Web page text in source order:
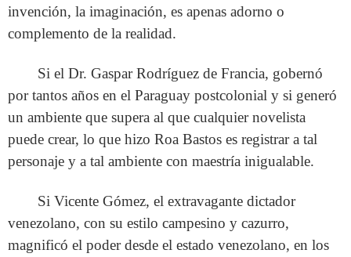
invención, la imaginación, es apenas adorno o
complemento de la realidad.
Si el Dr. Gaspar Rodríguez de Francia, gobernó
por tantos años en el Paraguay postcolonial y si generó
un ambiente que supera al que cualquier novelista
puede crear, lo que hizo Roa Bastos es registrar a tal
personaje y a tal ambiente con maestría inigualable.
Si Vicente Gómez, el extravagante dictador
venezolano, con su estilo campesino y cazurro,
magnificó el poder desde el estado venezolano, en los